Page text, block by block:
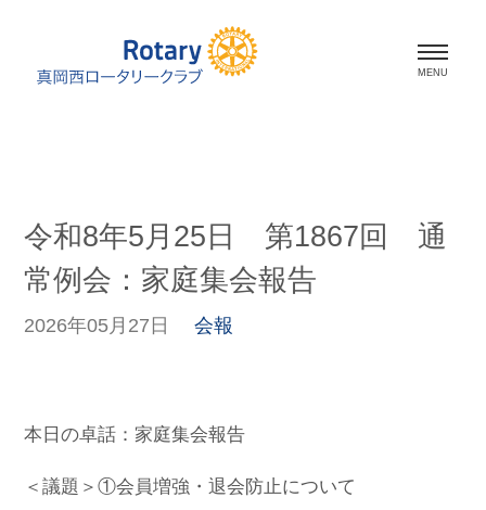
令和8年5月25日 第1867回 通
常例会：家庭集会報告
2026年05月27日 会報
本日の卓話：家庭集会報告
＜議題＞①会員増強・退会防止について
会員紹介
スケジュール
資料室
お問合せ